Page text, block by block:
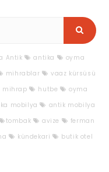
Antik antika
oyma
mihrablar
vaaz kürsüsü
mihrap hutbe
oyma
mobilya
antik mobilya
tombak avize
ferman
kündekari
butik otel